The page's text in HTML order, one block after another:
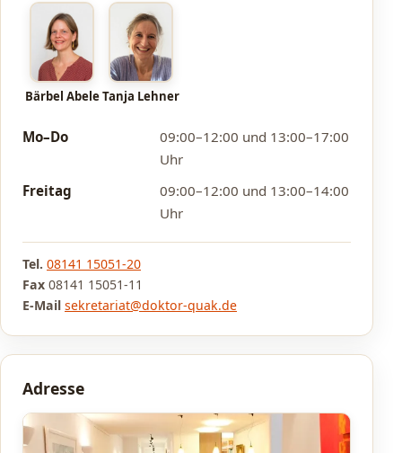
Bärbel AbeleTanja Lehner
Mo–Do
09:00–12:00 und 13:00–17:00
Uhr
Freitag
09:00–12:00 und 13:00–14:00
Uhr
Tel. 08141 15051-20
Fax 08141 15051-11
E-Mail sekretariat@doktor-quak.de
Adresse